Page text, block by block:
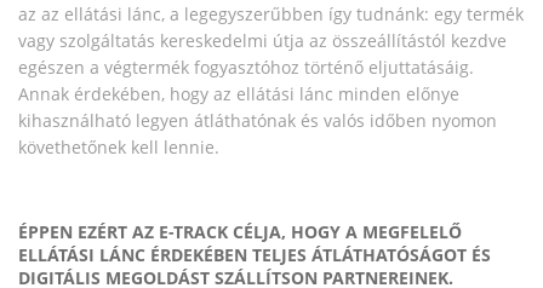
az az ellátási lánc, a legegyszerűbben így tudnánk: egy termék
vagy szolgáltatás kereskedelmi útja az összeállítástól kezdve
egészen a végtermék fogyasztóhoz történő eljuttatásáig.
Annak érdekében, hogy az ellátási lánc minden előnye
kihasználható legyen átláthatónak és valós időben nyomon
követhetőnek kell lennie.
ÉPPEN EZÉRT AZ E-TRACK CÉLJA, HOGY A MEGFELELŐ
ELLÁTÁSI LÁNC ÉRDEKÉBEN TELJES ÁTLÁTHATÓSÁGOT ÉS
DIGITÁLIS MEGOLDÁST SZÁLLÍTSON PARTNEREINEK.